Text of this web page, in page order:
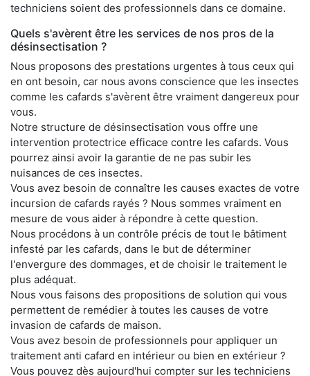
techniciens soient des professionnels dans ce domaine.
Quels s'avèrent être les services de nos pros de la
désinsectisation ?
Nous proposons des prestations urgentes à tous ceux qui
en ont besoin, car nous avons conscience que les insectes
comme les cafards s'avèrent être vraiment dangereux pour
vous.
Notre structure de désinsectisation vous offre une
intervention protectrice efficace contre les cafards. Vous
pourrez ainsi avoir la garantie de ne pas subir les
nuisances de ces insectes.
Vous avez besoin de connaître les causes exactes de votre
incursion de cafards rayés ? Nous sommes vraiment en
mesure de vous aider à répondre à cette question.
Nous procédons à un contrôle précis de tout le bâtiment
infesté par les cafards, dans le but de déterminer
l'envergure des dommages, et de choisir le traitement le
plus adéquat.
Nous vous faisons des propositions de solution qui vous
permettent de remédier à toutes les causes de votre
invasion de cafards de maison.
Vous avez besoin de professionnels pour appliquer un
traitement anti cafard en intérieur ou bien en extérieur ?
Vous pouvez dès aujourd'hui compter sur les techniciens